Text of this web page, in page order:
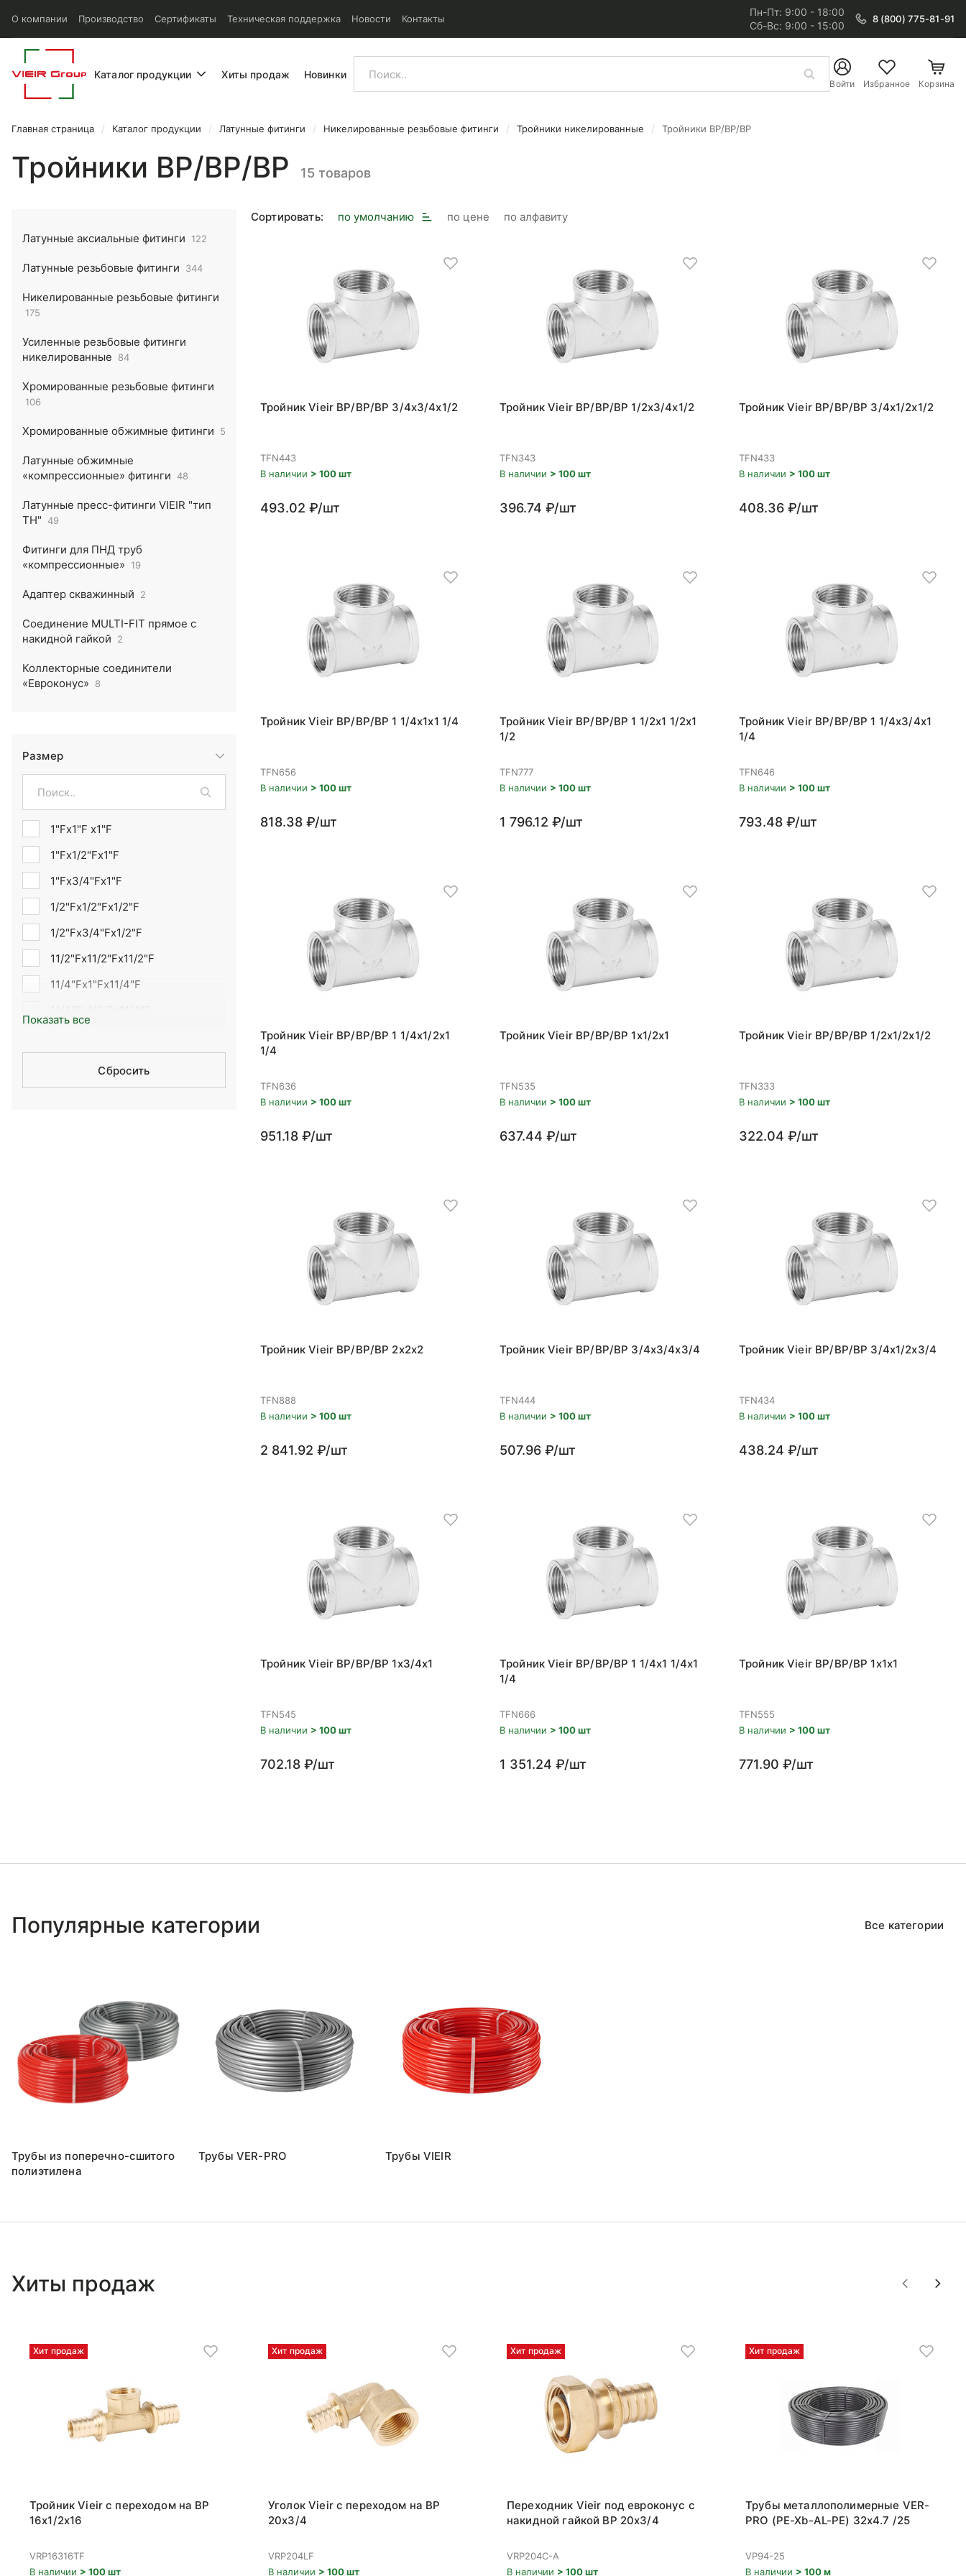
О компании Производство Сертификаты Техническая поддержка Новости Контакты
Пн-Пт: 9:00 - 18:00
Сб-Вс: 9:00 - 15:00
8 (800) 775-81-91
Каталог продукции Хиты продаж Новинки
Войти Избранное Корзина
Главная страница Каталог продукции Латунные фитинги Никелированные резьбовые фитинги Тройники никелированные Тройники ВР/ВР/ВР
Тройники ВР/ВР/ВР 15 товаров
Латунные аксиальные фитинги 122
Латунные резьбовые фитинги 344
Никелированные резьбовые фитинги
175
Усиленные резьбовые фитинги
никелированные
84
Хромированные резьбовые фитинги
106
Хромированные обжимные фитинги 5
Латунные обжимные
«компрессионные» фитинги 48
Латунные пресс-фитинги VIEIR "тип
ТН" 49
Фитинги для ПНД труб
«компрессионные» 19
Адаптер скважинный 2
Соединение MULTI-FIT прямое с
накидной гайкой
2
Коллекторные соединители
«Евроконус»
8
Размер
1"Fx1"F x1"F
1"Fx1/2"Fx1"F
1"Fx3/4"Fx1"F
1/2"Fx1/2"Fx1/2"F
1/2"Fx3/4"Fx1/2"F
11/2"Fx11/2"Fx11/2"F
11/4"Fx1"Fx11/4"F
2"Fx2"Fx2"F
Показать все
Сбросить
Сортировать: по умолчанию по цене по алфавиту
Тройник Vieir ВР/ВР/ВР 3/4x3/4x1/2
TFN443
В наличии > 100 шт
493.02 ₽/шт
Тройник Vieir ВР/ВР/ВР 1/2x3/4x1/2
TFN343
В наличии > 100 шт
396.74 ₽/шт
Тройник Vieir ВР/ВР/ВР 3/4x1/2x1/2
TFN433
В наличии > 100 шт
408.36 ₽/шт
Тройник Vieir ВР/ВР/ВР 1 1/4x1x1 1/4
TFN656
В наличии > 100 шт
818.38 ₽/шт
Тройник Vieir ВР/ВР/ВР 1 1/2x1 1/2x1
1/2
TFN777
В наличии > 100 шт
1 796.12 ₽/шт
Тройник Vieir ВР/ВР/ВР 1 1/4x3/4x1
1/4
TFN646
В наличии > 100 шт
793.48 ₽/шт
Тройник Vieir ВР/ВР/ВР 1 1/4x1/2x1
1/4
TFN636
В наличии > 100 шт
951.18 ₽/шт
Тройник Vieir ВР/ВР/ВР 1x1/2x1
TFN535
В наличии > 100 шт
637.44 ₽/шт
Тройник Vieir ВР/ВР/ВР 1/2x1/2x1/2
TFN333
В наличии > 100 шт
322.04 ₽/шт
Тройник Vieir ВР/ВР/ВР 2x2x2
TFN888
В наличии > 100 шт
2 841.92 ₽/шт
Тройник Vieir ВР/ВР/ВР 3/4x3/4x3/4
TFN444
В наличии > 100 шт
507.96 ₽/шт
Тройник Vieir ВР/ВР/ВР 3/4x1/2x3/4
TFN434
В наличии > 100 шт
438.24 ₽/шт
Тройник Vieir ВР/ВР/ВР 1x3/4x1
TFN545
В наличии > 100 шт
702.18 ₽/шт
Тройник Vieir ВР/ВР/ВР 1 1/4x1 1/4x1
1/4
TFN666
В наличии > 100 шт
1 351.24 ₽/шт
Тройник Vieir ВР/ВР/ВР 1x1x1
TFN555
В наличии > 100 шт
771.90 ₽/шт
Популярные категории Все категории
Трубы из поперечно-сшитого
полиэтилена
Трубы VER-PRO Трубы VIEIR
Хиты продаж
Хит продаж
Тройник Vieir с переходом на ВР
16x1/2x16
VRP16316TF
В наличии > 100 шт
Хит продаж
Уголок Vieir с переходом на ВР
20x3/4
VRP204LF
В наличии > 100 шт
Хит продаж
Переходник Vieir под евроконус с
накидной гайкой ВР 20x3/4
VRP204C-A
В наличии > 100 шт
Хит продаж
Трубы металлополимерные VER-
PRO (PE-Xb-AL-PE) 32x4.7 /25
VP94-25
В наличии > 100 м